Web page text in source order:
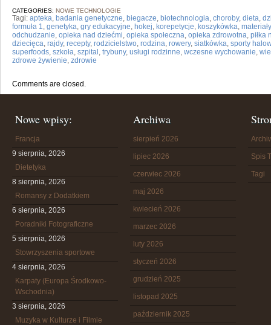
CATEGORIES: NOWE TECHNOLOGIE
Tagi: apteka, badania genetyczne, biegacze, biotechnologia, choroby, dieta,
formuła 1, genetyka, gry edukacyjne, hokej, korepetycje, koszykówka,
odchudzanie, opieka nad dziećmi, opieka społeczna, opieka zdrowotna, piłka
dziecięca, rajdy, recepty, rodzicielstwo, rodzina, rowery, siatkówka, sporty
superfoods, szkoła, szpital , trybuny, usługi rodzinne, wczesne wychowanie,
zdrowe żywienie, zdrowie
Comments are closed.
Nowe wpisy:
Francja
9 sierpnia, 2026
Dietetyka
8 sierpnia, 2026
Romansy z Dodatkiem
6 sierpnia, 2026
Poradniki Fotograficzne
5 sierpnia, 2026
Stowrzyszenia sportowe
4 sierpnia, 2026
Karpaty (Europa Środkowo-
Wschodnia)
3 sierpnia, 2026
Muzyka w Kulturze i Filmie
Archiwa
sierpień 2026
lipiec 2026
czerwiec 2026
maj 2026
kwiecień 2026
marzec 2026
luty 2026
styczeń 2026
grudzień 2025
listopad 2025
październik 2025
Spis
Tagi